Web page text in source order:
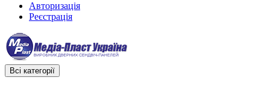
Авторизація
Реєстрація
Всі категорії